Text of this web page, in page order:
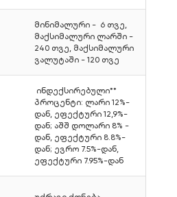
მინიმალური - 6 თვე,
მაქსიმალური ლარში -
240 თვე, მაქსიმალური
ვალუტაში - 120 თვე
ინდექსირებული**
პროცენტი: ლარი 12%-
დან, ეფექტური 12,9%-
დან; აშშ დოლარი 8% -
დან, ეფექტური 8.8%-
დან; ევრო 7.5%-დან,
ეფექტური 7.95%-დან